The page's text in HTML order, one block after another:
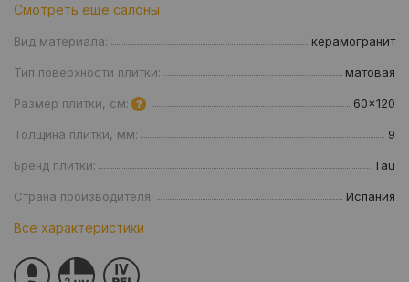
Смотреть ещё салоны
Вид материала: керамогранит
Тип поверхности плитки: матовая
Размер плитки, см: 60x120
Толщина плитки, мм: 9
Бренд плитки: Tau
Страна производителя: Испания
Все характеристики